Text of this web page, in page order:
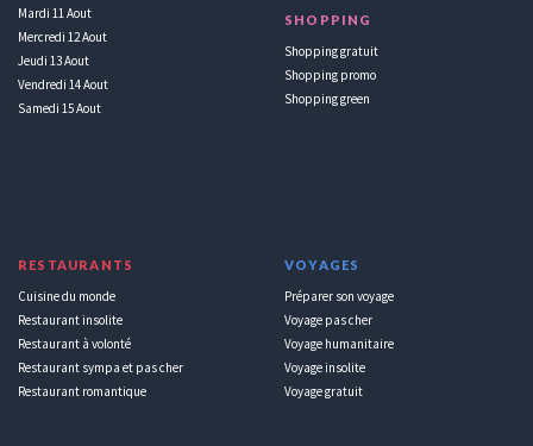
Mardi 11 Aout
Mercredi 12 Aout
Jeudi 13 Aout
Vendredi 14 Aout
Samedi 15 Aout
SHOPPING
Shopping gratuit
Shopping promo
Shopping green
RESTAURANTS
Cuisine du monde
Restaurant insolite
Restaurant à volonté
Restaurant sympa et pas cher
Restaurant romantique
VOYAGES
Préparer son voyage
Voyage pas cher
Voyage humanitaire
Voyage insolite
Voyage gratuit